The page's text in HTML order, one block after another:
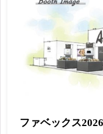
ファベックス